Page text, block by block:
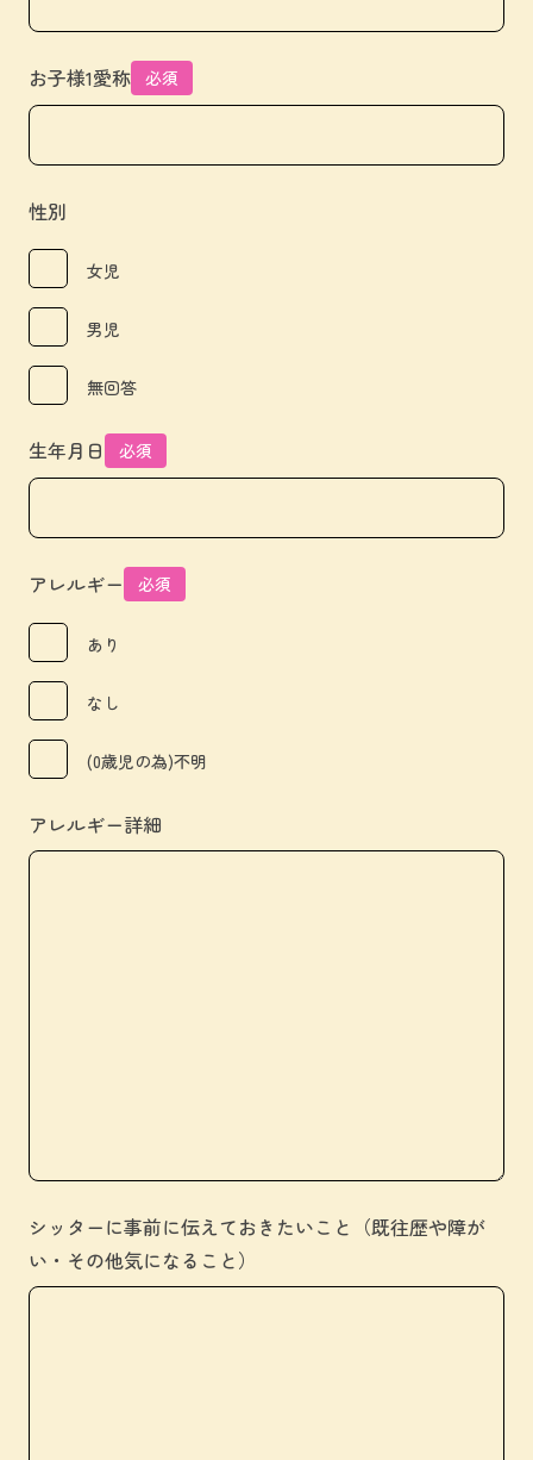
お子様1愛称 必須
性別
女児
男児
無回答
生年月日 必須
アレルギー 必須
あり
なし
(0歳児の為)不明
アレルギー詳細
シッターに事前に伝えておきたいこと（既往歴や障が
い・その他気になること）